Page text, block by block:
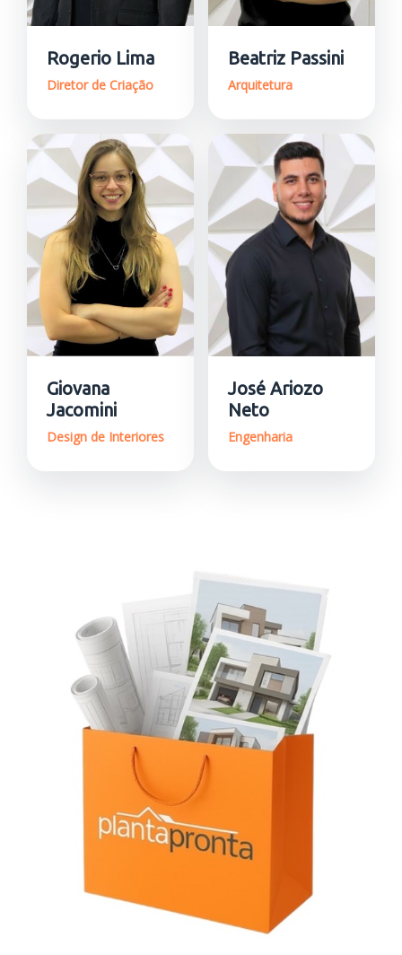
Rogerio Lima
Diretor de Criação
Beatriz Passini
Arquitetura
Giovana
Jacomini
Design de Interiores
José Ariozo
Neto
Engenharia